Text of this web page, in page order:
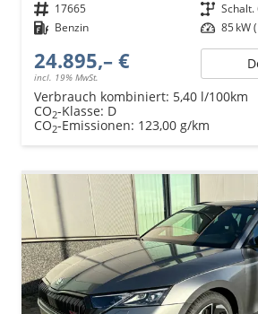
Fahrzeugnr. 17665 Getriebe Schalt.
Kraftstoff Benzin Leistung 85 kW
24.895,– €
incl. 19% MwSt.
Verbrauch kombiniert: 5,40 l/100km
CO2-Klasse: D
CO2-Emissionen: 123,00 g/km